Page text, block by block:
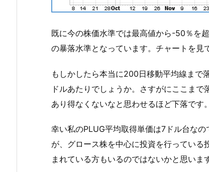
既に今の株価水準では最高値から-50％を
の暴落水準となっています。チャートを見
もしかしたら本当に200日移動平均線まで
ドルあたりでしょうか。さすがにここま
あり得なくないなと思わせるほど下落です。
幸い私のPLUG平均取得単価は7ドル台な
が、グロース株を中心に投資を行ってい
まれている方もいるのではないかと思いま